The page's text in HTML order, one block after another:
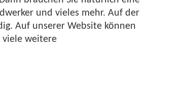
und vieles mehr. Auf der
Auf unserer Website können
viele weitere